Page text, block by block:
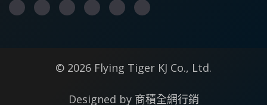
© 2026 Flying Tiger KJ Co., Ltd.
Designed by 商積全網行銷